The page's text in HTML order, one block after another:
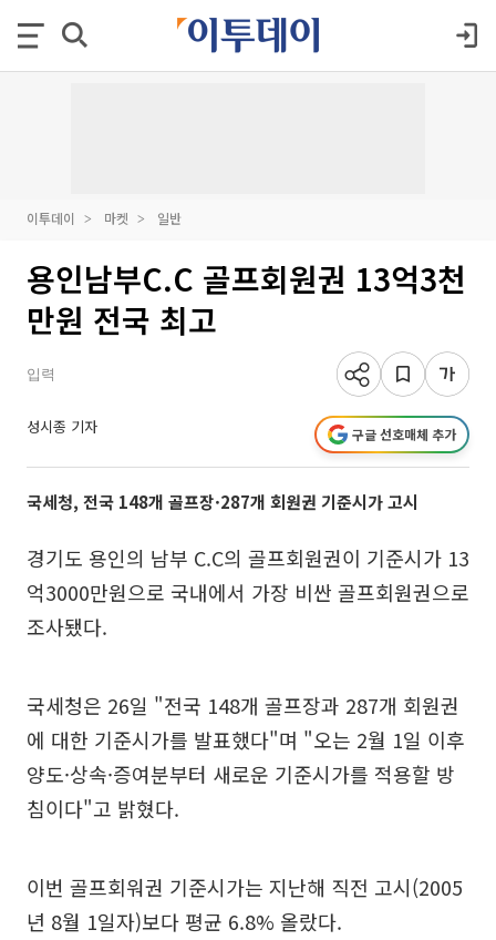
이투데이 마켓 일반
용인남부C.C 골프회원권 13억3천
만원 전국 최고
입력
성시종 기자 구글 선호매체 추가
국세청, 전국 148개 골프장·287개 회원권 기준시가 고시
경기도 용인의 남부 C.C의 골프회원권이 기준시가 13
억3000만원으로 국내에서 가장 비싼 골프회원권으로
조사됐다.
국세청은 26일 "전국 148개 골프장과 287개 회원권
에 대한 기준시가를 발표했다"며 "오는 2월 1일 이후
양도·상속·증여분부터 새로운 기준시가를 적용할 방
침이다"고 밝혔다.
이번 골프회워권 기준시가는 지난해 직전 고시(2005
년 8월 1일자)보다 평균 6.8% 올랐다.